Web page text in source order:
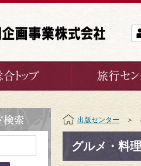
出版センター ＞
グルメ・料